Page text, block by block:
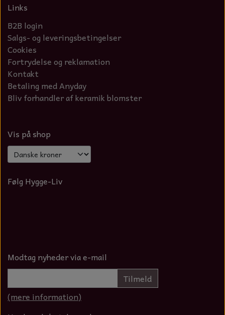
Links
B2B login
Salgs- og leveringsbetingelser
Cookies
Fortrydelse og reklamation
Kontakt
Betaling med Anyday
Bliv forhandler af keramik blomster
Vis på shop
Følg Hygge-Liv
Modtag nyheder via e-mail
Tilmeld
(mere information)